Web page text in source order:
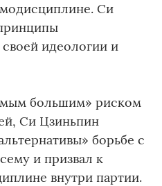
Си
идеологии и
большим» риском
Си Цзиньпин
борьбе с
и призвал к
внутри партии.